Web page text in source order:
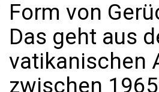
Form von
Das geht aus
vatikanischen
zwischen